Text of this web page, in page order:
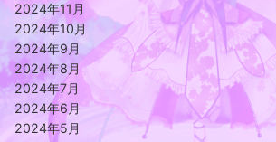
2024年11月
2024年10月
2024年9月
2024年8月
2024年7月
2024年6月
2024年5月